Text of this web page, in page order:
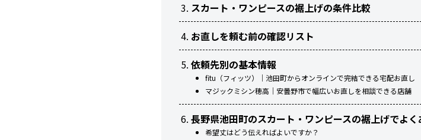
スカート・ワンピースの裾上げの条件比較
お直しを頼む前の確認リスト
依頼先別の基本情報
fitu（フィッツ）｜池田町からオンラインで完結できる宅配お直し
マジックミシン穂高｜安曇野市で幅広いお直しを相談できる店舗
長野県池田町のスカート・ワンピースの裾上げでよく
希望丈はどう伝えればよいですか？